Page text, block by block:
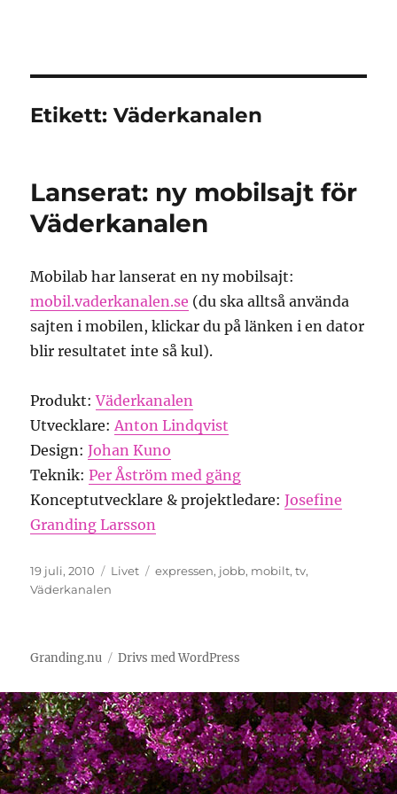
Etikett:Väderkanalen
Lanserat: ny mobilsajt för
Väderkanalen
Mobilab har lanserat en ny mobilsajt:
mobil.vaderkanalen.se (du ska alltså använda
sajten i mobilen, klickar du på länken i en dator
blir resultatet inte så kul).
Produkt:Väderkanalen
Utvecklare:Anton Lindqvist
Design:Johan Kuno
Teknik:Per Åström med gäng
Konceptutvecklare & projektledare:Josefine
Granding Larsson
Publicerat
den
19 juli, 2010 Kategorier
Livet Etiketter
expressen, jobb, mobilt,tv,
Väderkanalen
Granding.nu Drivs med WordPress